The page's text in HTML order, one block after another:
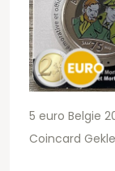
5 euro Belgie
Coincard